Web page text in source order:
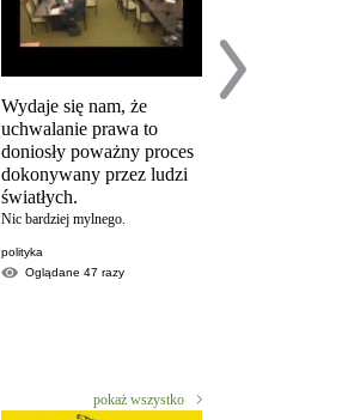
Wydaje się nam, że
uchwalanie prawa to
doniosły poważny proces
dokonywany przez ludzi
światłych.
Nic bardziej mylnego.
polityka
Oglądane 47 razy
Analiza
pokaż wszystko